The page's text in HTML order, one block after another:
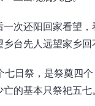
次还阳回家看望
台先人远望家乡回
日祭，是祭奠四
的基本只祭祀五七